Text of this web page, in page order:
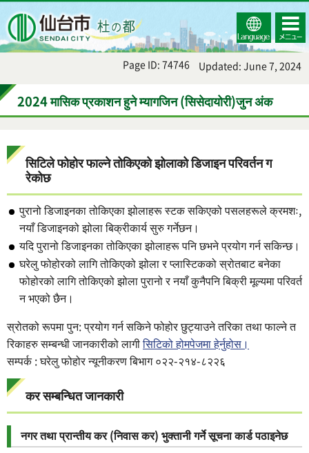
Select
Language
コンテ
ンツメ
ニュー
Page ID: 74746 Updated: June 7, 2024
2024 मासिक प्रकाशन हुने म्यागजिन (सिसेदायोरी)जुन अंक
सिटिले फोहोर फाल्ने तोकिएको झोलाको डिजाइन परिवर्तन ग
रेकोछ
पुरानो डिजाइनका तोकिएका झोलाहरू स्टक सकिएको पसलहरूले क्रमशः,
नयाँ डिजाइनको झोला बिक्रीकार्य सुरु गर्नेछन।
यदि पुरानो डिजाइनका तोकिएका झोलाहरू पनि छभने प्रयोग गर्न सकिन्छ।
घरेलु फोहोरको लागि तोकिएको झोला र प्लास्टिकको स्रोतबाट बनेका
फोहोरको लागि तोकिएको झोला पुरानो र नयाँ कुनैपनि बिक्री मूल्यमा परिवर्त
न भएको छैन।
स्रोतको रूपमा पुन: प्रयोग गर्न सकिने फोहोर छुट्याउने तरिका तथा फाल्ने त
रिकाहरु सम्बन्धी जानकारीको लागीसिटिको होमपेजमा हेर्नुहोस।
सम्पर्क : घरेलु फोहोर न्यूनीकरण बिभाग ०२२-२१४-८२२६
कर सम्बन्धित जानकारी
नगर तथा प्रान्तीय कर (निवास कर) भुक्तानी गर्ने सूचना कार्ड पठाइनेछ